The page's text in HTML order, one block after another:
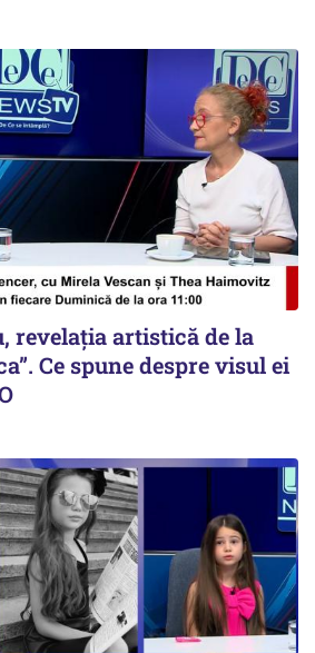
revelația artistică de la
Ce spune despre visul ei